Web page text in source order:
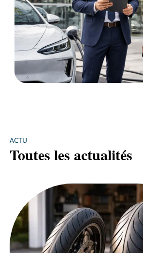
ACTU
Toutes les actualités